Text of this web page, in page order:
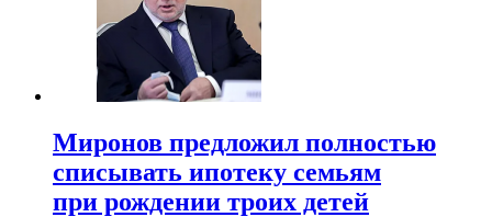
Миронов предложил полностью
списывать ипотеку семьям
при рождении троих детей